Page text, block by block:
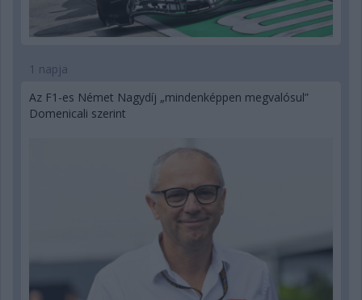
1 napja
Az F1-es Német Nagydíj „mindenképpen megvalósul”
Domenicali szerint